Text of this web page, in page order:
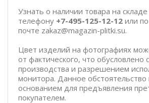
Узнать о наличии товара на
телефону +7-495-125-12-12 или
почте zakaz@magazin-plitki.su.
Цвет изделий на фотографиях
от фактического, что обусловлено
производства и разрешением
монитора. Данное обстоятельство
основанием для предъявления
покупателем.